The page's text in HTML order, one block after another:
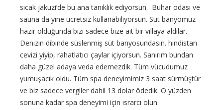
sıcak jakuzi’de bu ana tanıklık ediyorsun. Buhar odası ve
sauna da yine ücretsiz kullanabiliyorsun. Süt banyomuz
hazır olduğunda bizi sadece bize ait bir villaya aldılar.
Denizin dibinde süslenmiş süt banyosundasın. hindistan
cevizi yiyip, rahatlatıcı çaylar içiyorsun. Sanırım bundan
daha güzel adaya veda edemezdik. Tüm vücudumuz
yumuşacık oldu. Tüm spa deneyimimiz 3 saat sürmüştür
ve biz sadece vergiler dahil 13 dolar ödedik. O yüzden
sonuna kadar spa deneyimi için ısrarcı olun.